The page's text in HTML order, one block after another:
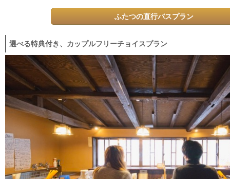
ふたつの直行バスプラン
選べる特典付き、カップルフリーチョイスプラン